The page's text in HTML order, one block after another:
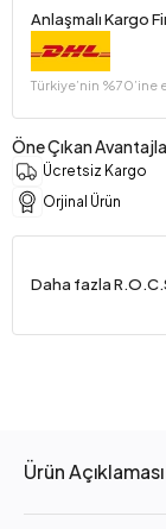
Anlaşmalı Kargo
Türkiye’nin %70’ine
Öne Çıkan
Ücretsiz Kargo
Orjinal Ürün
Daha fazla
Ürün Açıklaması